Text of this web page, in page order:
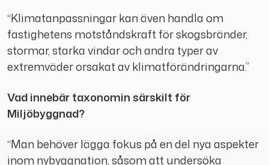
“Klimatanpassningar kan även handla om
fastighetens motståndskraft för skogsbränder,
stormar, starka vindar och andra typer av
extremväder orsakat av klimatförändringarna.”
Vad innebär taxonomin särskilt för
Miljöbyggnad?
“Man behöver lägga fokus på en del nya aspekter
inom nybyggnation, såsom att undersöka